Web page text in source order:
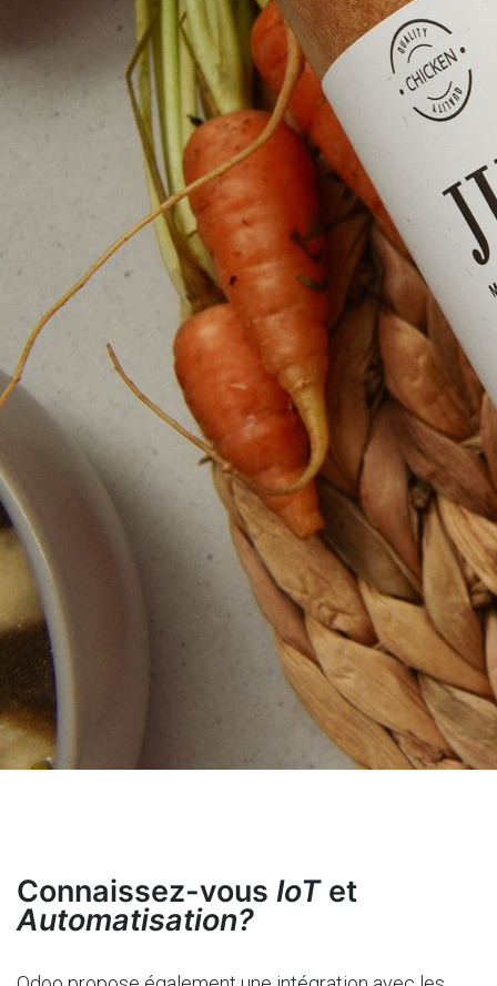
Connaissez-vous IoTet
Automatisation?